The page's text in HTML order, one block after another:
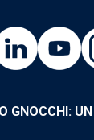
GNOCCHI: